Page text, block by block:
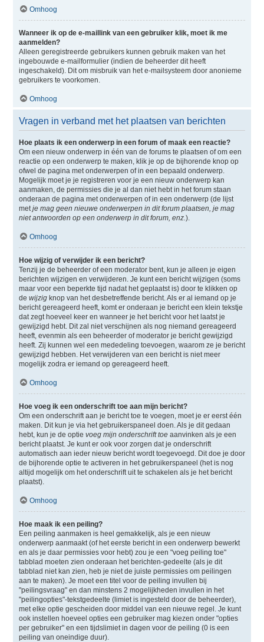
Omhoog
Wanneer ik op de e-maillink van een gebruiker klik, moet ik me
aanmelden?
Alleen geregistreerde gebruikers kunnen gebruik maken van het
ingebouwde e-mailformulier (indien de beheerder dit heeft
ingeschakeld). Dit om misbruik van het e-mailsysteem door anonieme
gebruikers te voorkomen.
Omhoog
Vragen in verband met het plaatsen van berichten
Hoe plaats ik een onderwerp in een forum of maak een reactie?
Om een nieuw onderwerp in één van de forums te plaatsen of om een
reactie op een onderwerp te maken, klik je op de bijhorende knop op
ofwel de pagina met onderwerpen of in een bepaald onderwerp.
Mogelijk moet je je registreren voor je een nieuw onderwerp kan
aanmaken, de permissies die je al dan niet hebt in het forum staan
onderaan de pagina met onderwerpen of in een onderwerp (de lijst
metje mag geen nieuwe onderwerpen in dit forum plaatsen, je mag
niet antwoorden op een onderwerp in dit forum, enz.).
Omhoog
Hoe wijzig of verwijder ik een bericht?
Tenzij je de beheerder of een moderator bent, kun je alleen je eigen
berichten wijzigen en verwijderen. Je kunt een bericht wijzigen (soms
maar voor een beperkte tijd nadat het geplaatst is) door te klikken op
de wijzigknop van het desbetreffende bericht. Als er al iemand op je
bericht gereageerd heeft, komt er onderaan je bericht een klein tekstje
dat zegt hoeveel keer en wanneer je het bericht voor het laatst je
gewijzigd hebt. Dit zal niet verschijnen als nog niemand gereageerd
heeft, evenmin als een beheerder of moderator je bericht gewijzigd
heeft. Zij kunnen wel een mededeling toevoegen, waarom ze je bericht
gewijzigd hebben. Het verwijderen van een bericht is niet meer
mogelijk zodra er iemand op gereageerd heeft.
Omhoog
Hoe voeg ik een onderschrift toe aan mijn bericht?
Om een onderschrift aan je bericht toe te voegen, moet je er eerst één
maken. Dit kun je via het gebruikerspaneel doen. Als je dit gedaan
hebt, kun je de optie voeg mijn onderschrift toeaanvinken als je een
bericht plaatst. Je kunt er ook voor zorgen dat je onderschrift
automatisch aan ieder nieuw bericht wordt toegevoegd. Dit doe je door
de bijhorende optie te activeren in het gebruikerspaneel (het is nog
altijd mogelijk om het onderschrift uit te schakelen als je het bericht
plaatst).
Omhoog
Hoe maak ik een peiling?
Een peiling aanmaken is heel gemakkelijk, als je een nieuw
onderwerp aanmaakt (of het eerste bericht in een onderwerp bewerkt
en als je daar permissies voor hebt) zou je een "voeg peiling toe"
tabblad moeten zien onderaan het berichten-gedeelte (als je dit
tabblad niet kan zien, heb je niet de juiste permissies om peilingen
aan te maken). Je moet een titel voor de peiling invullen bij
"peilingsvraag" en dan minstens 2 mogelijkheden invullen in het
"peilingopties"-tekstgedeelte (limiet is ingesteld door de beheerder),
met elke optie gescheiden door middel van een nieuwe regel. Je kunt
ook instellen hoeveel opties een gebruiker mag kiezen onder "opties
per gebruiker" en een tijdslimiet in dagen voor de peiling (0 is een
peiling van oneindige duur).